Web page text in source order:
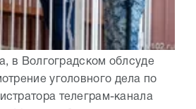
в Волгоградском облсуде
уголовного дела по
телеграм-канала